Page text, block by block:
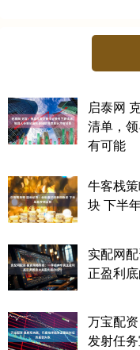
启泰网
清单，
有可能
牛客栈
块 下半
实配网
正盈利
万宝配
发射任